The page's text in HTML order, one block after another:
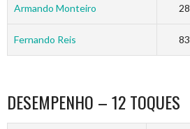
Armando Monteiro 28
Fernando Reis 83
DESEMPENHO – 12 TOQUES